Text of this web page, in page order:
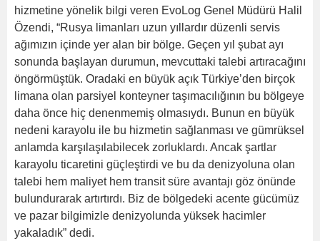
hizmetine yönelik bilgi veren EvoLog Genel Müdürü Halil
Özendi, “Rusya limanları uzun yıllardır düzenli servis
ağımızın içinde yer alan bir bölge. Geçen yıl şubat ayı
sonunda başlayan durumun, mevcuttaki talebi artıracağını
öngörmüştük. Oradaki en büyük açık Türkiye’den birçok
limana olan parsiyel konteyner taşımacılığının bu bölgeye
daha önce hiç denenmemiş olmasıydı. Bunun en büyük
nedeni karayolu ile bu hizmetin sağlanması ve gümrüksel
anlamda karşılaşılabilecek zorluklardı. Ancak şartlar
karayolu ticaretini güçleştirdi ve bu da denizyoluna olan
talebi hem maliyet hem transit süre avantajı göz önünde
bulundurarak artırtırdı. Biz de bölgedeki acente gücümüz
ve pazar bilgimizle denizyolunda yüksek hacimler
yakaladık” dedi.